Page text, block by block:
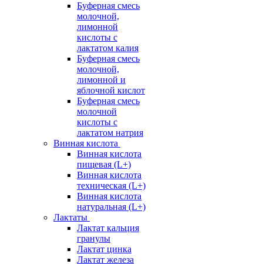
Буферная смесь
молочной,
лимонной
кислоты с
лактатом калия
Буферная смесь
молочной,
лимонной и
яблочной кислот
Буферная смесь
молочной
кислоты с
лактатом натрия
Винная кислота
Винная кислота
пищевая (L+)
Винная кислота
техническая (L+)
Винная кислота
натуральная (L+)
Лактаты
Лактат кальция
гранулы
Лактат цинка
Лактат железа